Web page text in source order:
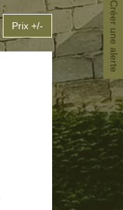
Créer une alerte
Prix +/-